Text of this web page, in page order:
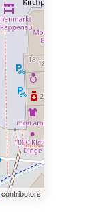
contributors